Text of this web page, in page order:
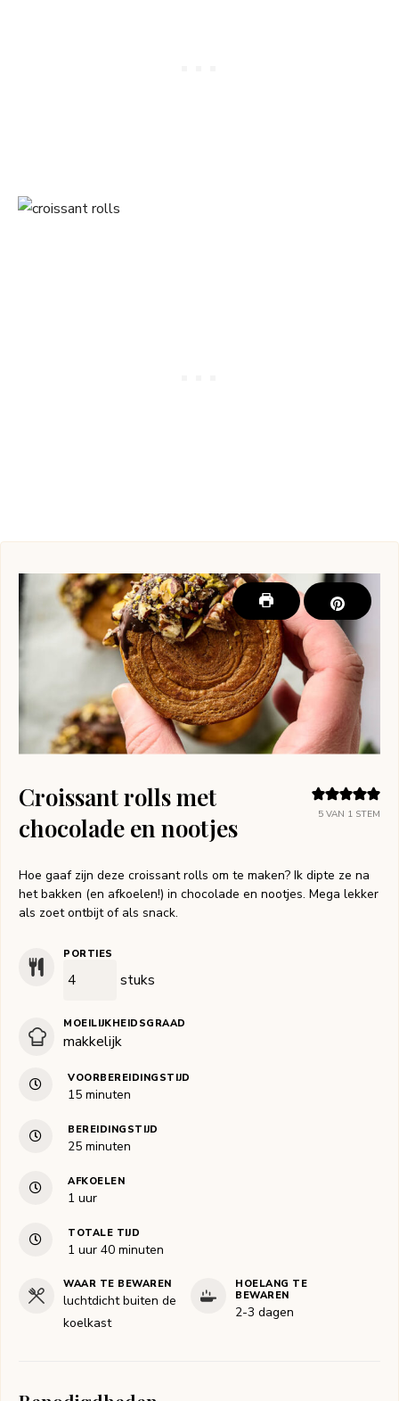
5 VAN 1 STEM
Croissant rolls met
chocolade en nootjes
Hoe gaaf zijn deze croissant rolls om te maken? Ik dipte ze na
het bakken (en afkoelen!) in chocolade en nootjes. Mega lekker
als zoet ontbijt of als snack.
PORTIES
stuks
MOEILIJKHEIDSGRAAD
makkelijk
VOORBEREIDINGSTIJD
15minuten
minuten
BEREIDINGSTIJD
25minuten
minuten
AFKOELEN
1 uur
uur
TOTALE TIJD
1 uur
uur 40minuten
minuten
WAAR TE BEWAREN
luchtdicht buiten de
koelkast
HOELANG TE
BEWAREN
2-3 dagen